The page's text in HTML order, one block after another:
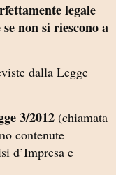
legale
non si riescono a
dalla Legge
3/2012 (chiamata
contenute
d’Impresa e